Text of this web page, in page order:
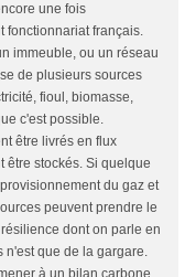
une fois
fonctionnariat français.
immeuble, ou un réseau
de plusieurs sources
fioul, biomasse,
c'est possible.
être livrés en flux
être stockés. Si quelque
du gaz et
peuvent prendre le
dont on parle en
n'est que de la gargare.
à un bilan carbone